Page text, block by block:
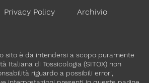
Privacy Policy Archivio
sito è da intendersi a scopo puramente
Italiana di Tossicologia (SITOX) non
riguardo a possibili errori,